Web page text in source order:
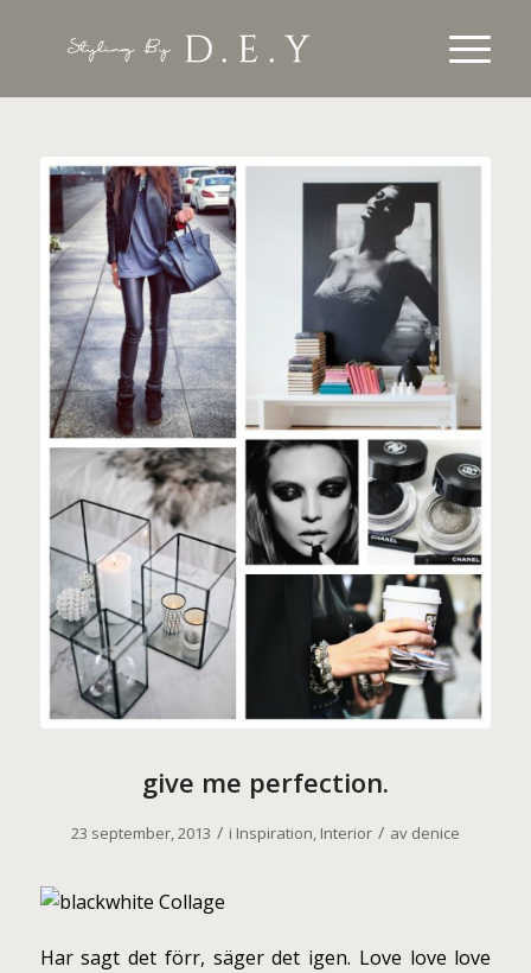
give me perfection.
23 september, 2013 / i Inspiration, Interior / av denice
Har sagt det förr, säger det igen. Love love love